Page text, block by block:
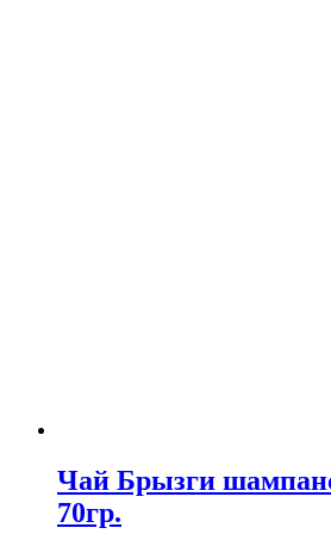
Чай Брызги
70гр.